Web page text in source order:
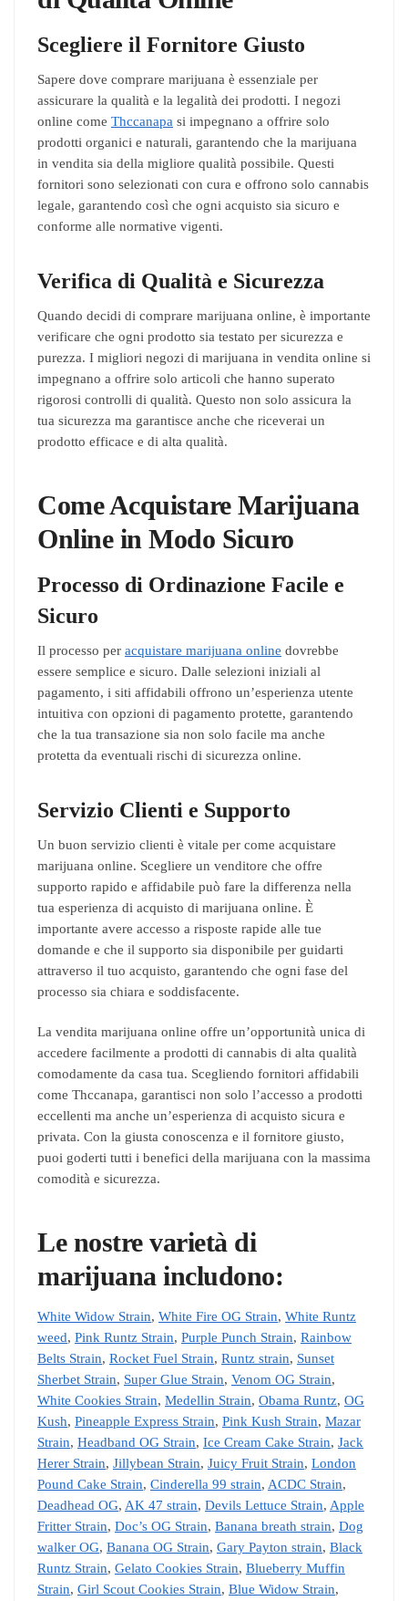
Scegliere il Fornitore Giusto
Sapere dove comprare marijuana è essenziale per
assicurare la qualità e la legalità dei prodotti. I negozi
online come Thccanapa si impegnano a offrire solo
prodotti organici e naturali, garantendo che la marijuana
in vendita sia della migliore qualità possibile. Questi
fornitori sono selezionati con cura e offrono solo cannabis
legale, garantendo così che ogni acquisto sia sicuro e
conforme alle normative vigenti.
Verifica di Qualità e Sicurezza
Quando decidi di comprare marijuana online, è importante
verificare che ogni prodotto sia testato per sicurezza e
purezza. I migliori negozi di marijuana in vendita online si
impegnano a offrire solo articoli che hanno superato
rigorosi controlli di qualità. Questo non solo assicura la
tua sicurezza ma garantisce anche che riceverai un
prodotto efficace e di alta qualità.
Come Acquistare Marijuana
Online in Modo Sicuro
Processo di Ordinazione Facile e
Sicuro
Il processo per acquistare marijuana online dovrebbe
essere semplice e sicuro. Dalle selezioni iniziali al
pagamento, i siti affidabili offrono un’esperienza utente
intuitiva con opzioni di pagamento protette, garantendo
che la tua transazione sia non solo facile ma anche
protetta da eventuali rischi di sicurezza online.
Servizio Clienti e Supporto
Un buon servizio clienti è vitale per come acquistare
marijuana online. Scegliere un venditore che offre
supporto rapido e affidabile può fare la differenza nella
tua esperienza di acquisto di marijuana online. È
importante avere accesso a risposte rapide alle tue
domande e che il supporto sia disponibile per guidarti
attraverso il tuo acquisto, garantendo che ogni fase del
processo sia chiara e soddisfacente.
La vendita marijuana online offre un’opportunità unica di
accedere facilmente a prodotti di cannabis di alta qualità
comodamente da casa tua. Scegliendo fornitori affidabili
come Thccanapa, garantisci non solo l’accesso a prodotti
eccellenti ma anche un’esperienza di acquisto sicura e
privata. Con la giusta conoscenza e il fornitore giusto,
puoi goderti tutti i benefici della marijuana con la massima
comodità e sicurezza.
Le nostre varietà di
marijuana includono:
White Widow Strain, White Fire OG Strain, White Runtz
weed, Pink Runtz Strain, Purple Punch Strain, Rainbow
Belts Strain, Rocket Fuel Strain, Runtz strain, Sunset
Sherbet Strain, Super Glue Strain, Venom OG Strain,
White Cookies Strain, Medellin Strain, Obama Runtz, OG
Kush, Pineapple Express Strain, Pink Kush Strain, Mazar
Strain, Headband OG Strain, Ice Cream Cake Strain, Jack
Herer Strain, Jillybean Strain, Juicy Fruit Strain, London
Pound Cake Strain, Cinderella 99 strain, ACDC Strain,
Deadhead OG, AK 47 strain, Devils Lettuce Strain, Apple
Fritter Strain, Doc’s OG Strain, Banana breath strain, Dog
walker OG, Banana OG Strain, Gary Payton strain, Black
Runtz Strain, Gelato Cookies Strain, Blueberry Muffin
Strain, Girl Scout Cookies Strain, Blue Widow Strain,